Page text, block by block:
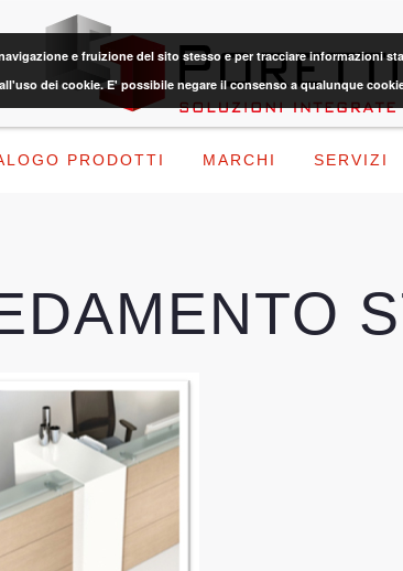
PRODOTTI MARCHI SERVIZI
e fruizione del sito stesso e per tracciare informazioni
dei cookie. E' possibile negare il consenso a qualunque